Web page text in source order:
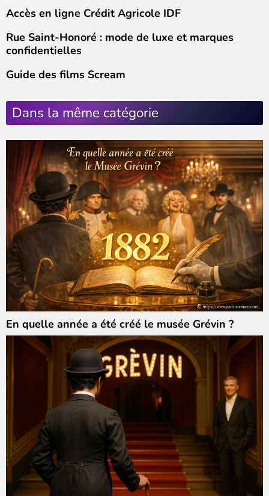
Accès en ligne Crédit Agricole IDF
Rue Saint-Honoré : mode de luxe et marques
confidentielles
Guide des films Scream
Dans la même catégorie
En quelle année a été créé le musée Grévin ?